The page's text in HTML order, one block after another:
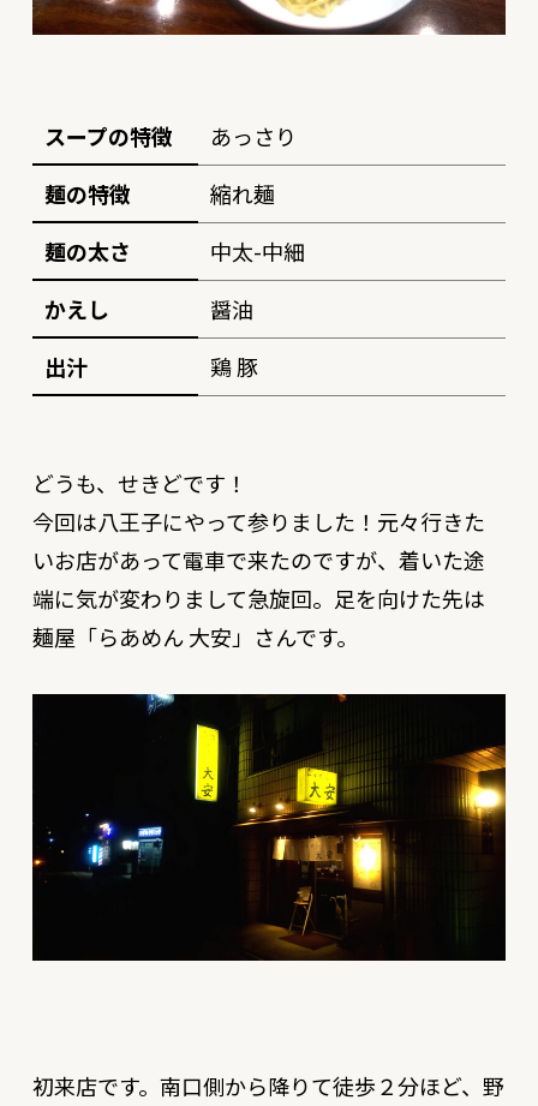
スープの特徴
あっさり
麺の特徴
縮れ麺
麺の太さ
中太-中細
かえし
醤油
出汁
鶏 豚
どうも、せきどです！
今回は八王子にやって参りました！元々行きた
いお店があって電車で来たのですが、着いた途
端に気が変わりまして急旋回。足を向けた先は
麺屋「らあめん 大安」さんです。
初来店です。南口側から降りて徒歩２分ほど、野